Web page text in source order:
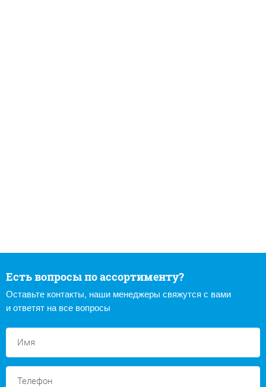
Есть вопросы по ассортименту?
Оставьте контакты, наши менеджеры свяжутся с вами
и ответят на все вопросы